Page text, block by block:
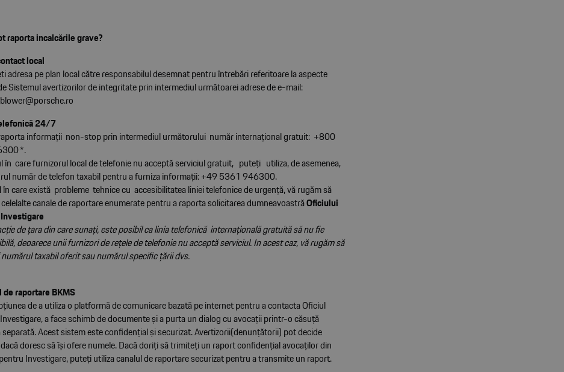
raporta incalcările grave?
local
adresa pe plan local către responsabilul desemnat pentru întrebări referitoare la aspecte
Sistemul avertizorilor de integritate prin intermediul următoarei adrese de e-mail:
24/7
informaţii non-stop prin intermediul următorului număr internaţional gratuit: +800
*.
în care furnizorul local de telefonie nu acceptă serviciul gratuit, puteţi utiliza, de asemenea,
număr de telefon taxabil pentru a furniza informaţii: +49 5361 946300.
în care există probleme tehnice cu accesibilitatea liniei telefonice de urgenţă, vă rugăm să
canale de raportare enumerate pentru a raporta solicitarea dumneavoastrăOficiului
de ţara din care sunaţi, este posibil ca linia telefonică internaţională gratuită să nu fie
deoarece unii furnizori de reţele de telefonie nu acceptă serviciul. In acest caz, vă rugăm să
taxabil oferit sau numărul specific ţării dvs.
de raportare BKMS
de a utiliza o platformă de comunicare bazată pe internet pentru a contacta Oficiul
a face schimb de documente şi a purta un dialog cu avocaţii printr-o căsuţă
Acest sistem este confidenţial şi securizat. Avertizorii(denunţătorii) pot decide
doresc să îşi ofere numele. Dacă doriţi să trimiteţi un raport confidenţial avocaţilor din
Investigare, puteţi utiliza canalul de raportare securizat pentru a transmite un raport.